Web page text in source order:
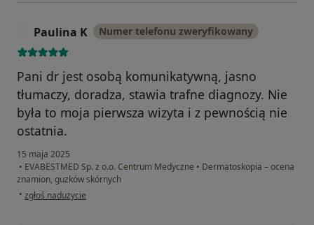
Paulina K Numer telefonu zweryfikowany
Pani dr jest osobą komunikatywną, jasno
tłumaczy, doradza, stawia trafne diagnozy. Nie
była to moja pierwsza wizyta i z pewnością nie
ostatnia.
15 maja 2025
• EVABESTMED Sp. z o.o. Centrum Medyczne • Dermatoskopia – ocena
znamion, guzków skórnych
• w opinii użytkownika Paulina K
zgłoś nadużycie